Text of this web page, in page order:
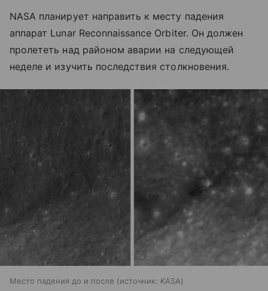
NASA планирует направить к месту падения
аппарат Lunar Reconnaissance Orbiter. Он должен
пролететь над районом аварии на следующей
неделе и изучить последствия столкновения.
Место падения до и после источник: KASA